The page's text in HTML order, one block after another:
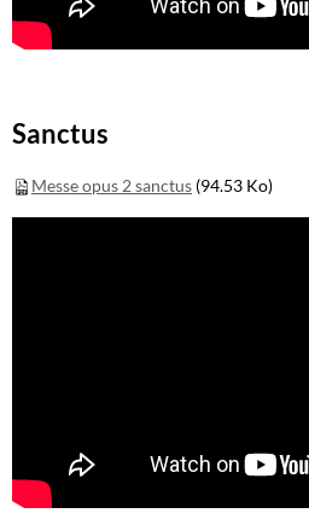
Sanctus
Messe opus 2 sanctus (94.53 Ko)